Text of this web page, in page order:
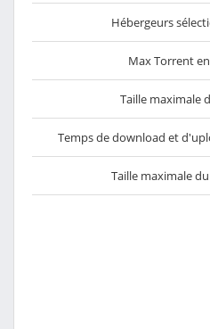
Hébergeurs
Max Torrent
Taille maximale
Temps de download et
Taille maximale